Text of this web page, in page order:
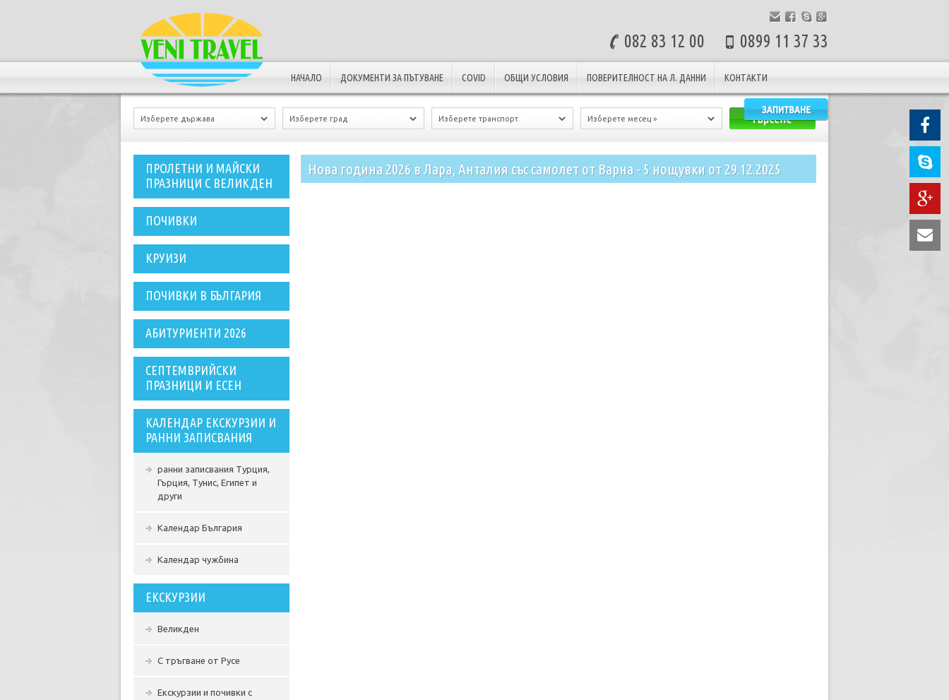
082 83 12 00 0899 11 37 33
НАЧАЛО ДОКУМЕНТИ ЗА ПЪТУВАНЕ COVID ОБЩИ УСЛОВИЯ ПОВЕРИТЕЛНОСТ НА Л. ДАННИ КОНТАКТИ
ПРОЛЕТНИ И МАЙСКИ
ПРАЗНИЦИ С ВЕЛИКДЕН
ПОЧИВКИ
КРУИЗИ
ПОЧИВКИ В БЪЛГАРИЯ
АБИТУРИЕНТИ 2026
СЕПТЕМВРИЙСКИ
ПРАЗНИЦИ И ЕСЕН
КАЛЕНДАР ЕКСКУРЗИИ И
РАННИ ЗАПИСВАНИЯ
ранни записвания Турция,
Гърция, Тунис, Египет и
други
Календар България
Календар чужбина
ЕКСКУРЗИИ
Великден
С тръгване от Русе
Екскурзии и почивки с
Нова година 2026 в Лара, Анталия със самолет от Варна - 5 нощувки от 29.12.2025